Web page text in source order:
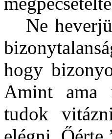
Ne
hogy
Amint ama
tudok